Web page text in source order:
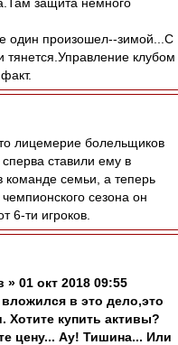
один произошел--зимой...С
тянется.Управление клубом
лицемерие болельщиков
ставили ему в
команде семьи, а теперь
чемпионского сезона он
6-ти игроков.
01 окт 2018 09:55
в это дело,это
Хотите купить активы?
цену... Ау! Тишина... Или